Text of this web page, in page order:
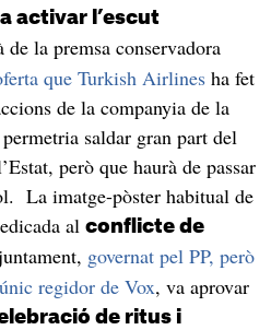
activar l’escut
la premsa conservadora
que Turkish Airlinesha fet
de la companyia de la
saldar gran part del
però que haurà de passar
La imatge-pòster habitual de
al conflicte de
governat pel PP, però
regidor de Vox, va aprovar
de ritus i